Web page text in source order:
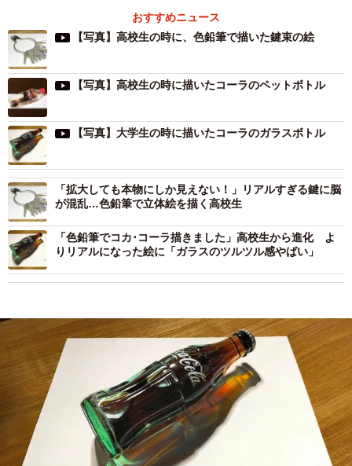
おすすめニュース
【写真】高校生の時に、色鉛筆で描いた鍵束の絵
【写真】高校生の時に描いたコーラのペットボトル
【写真】大学生の時に描いたコーラのガラスボトル
「拡大しても本物にしか見えない！」リアルすぎる鍵に脳
が混乱…色鉛筆で立体絵を描く高校生
「色鉛筆でコカ･コーラ描きました」高校生から進化 よ
りリアルになった絵に「ガラスのツルツル感やばい」